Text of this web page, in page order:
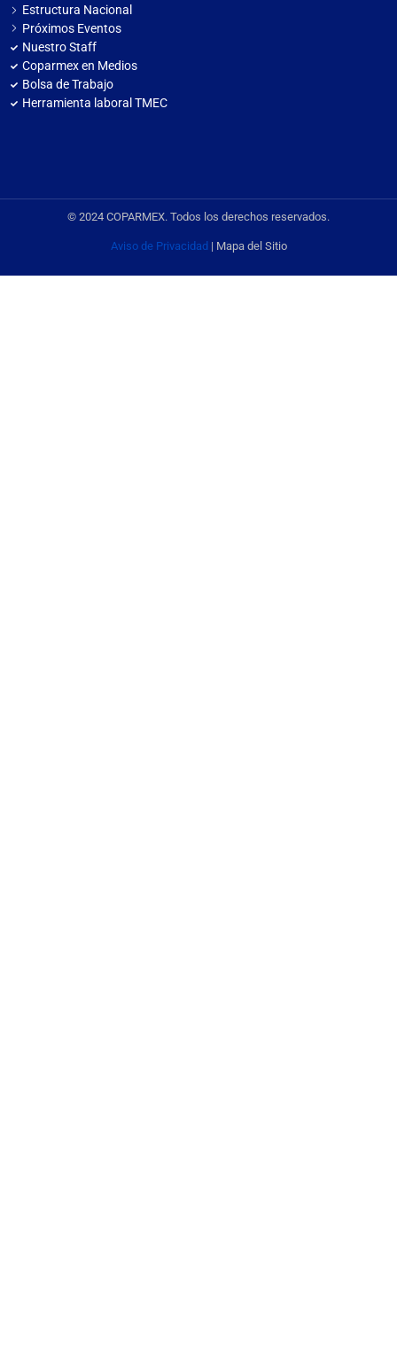
Estructura Nacional
Próximos Eventos
Nuestro Staff
Coparmex en Medios
Bolsa de Trabajo
Herramienta laboral TMEC
© 2024 COPARMEX. Todos los derechos reservados.
Aviso de Privacidad | Mapa del Sitio